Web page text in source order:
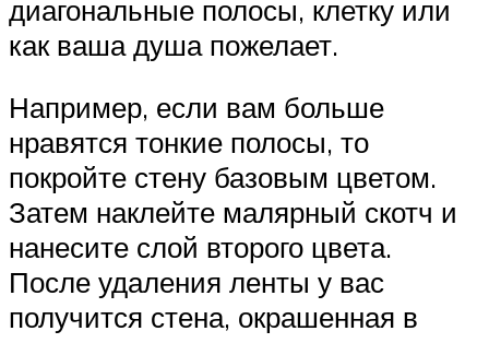
диагональные полосы, клетку или
как ваша душа пожелает.
Например, если вам больше
нравятся тонкие полосы, то
покройте стену базовым цветом.
Затем наклейте малярный скотч и
нанесите слой второго цвета.
После удаления ленты у вас
получится стена, окрашенная в